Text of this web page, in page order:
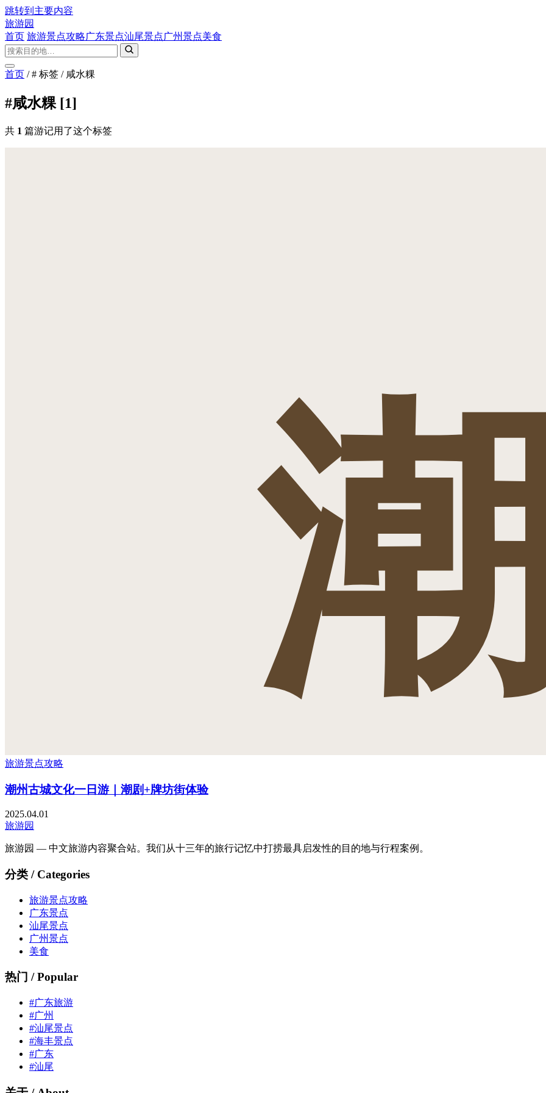
跳转到主要内容
旅游园
首页 旅游景点攻略广东景点汕尾景点广州景点美食
首页 / # 标签 / 咸水粿
#咸水粿 [1]
共 1 篇游记用了这个标签
旅游景点攻略
潮州古城文化一日游｜潮剧+牌坊街体验
2025.04.01
旅游园
旅游园 — 中文旅游内容聚合站。我们从十三年的旅行记忆中打捞最具启发性的目的地与行程案例。
分类 / Categories
旅游景点攻略
广东景点
汕尾景点
广州景点
美食
热门 / Popular
#广东旅游
#广州
#汕尾景点
#海丰景点
#广东
#汕尾